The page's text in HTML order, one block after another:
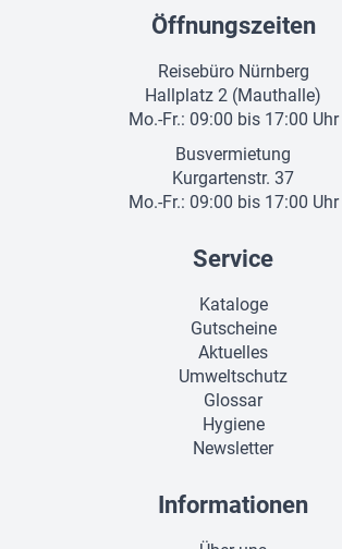
Öffnungszeiten
Reisebüro Nürnberg
Hallplatz 2 (Mauthalle)
Mo.-Fr.: 09:00 bis 17:00 Uhr
Busvermietung
Kurgartenstr. 37
Mo.-Fr.: 09:00 bis 17:00 Uhr
Service
Kataloge
Gutscheine
Aktuelles
Umweltschutz
Glossar
Hygiene
Newsletter
Informationen